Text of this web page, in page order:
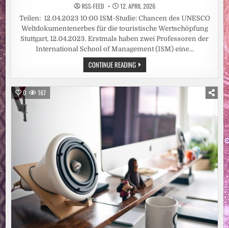
RSS-FEED 12. APRIL 2026
Teilen: 12.04.2023 10:00 ISM-Studie: Chancen des UNESCO
Weltdokumentenerbes für die touristische Wertschöpfung
Stuttgart, 12.04.2023. Erstmals haben zwei Professoren der
International School of Management (ISM) eine…
CONTINUE READINGISM-
STUDIE:
CHANCEN
DES
UNESCO
WELTDOKUMENTENERBES
DIE
TOURISTISCHE
WERTSCHÖPFUNG
0 167